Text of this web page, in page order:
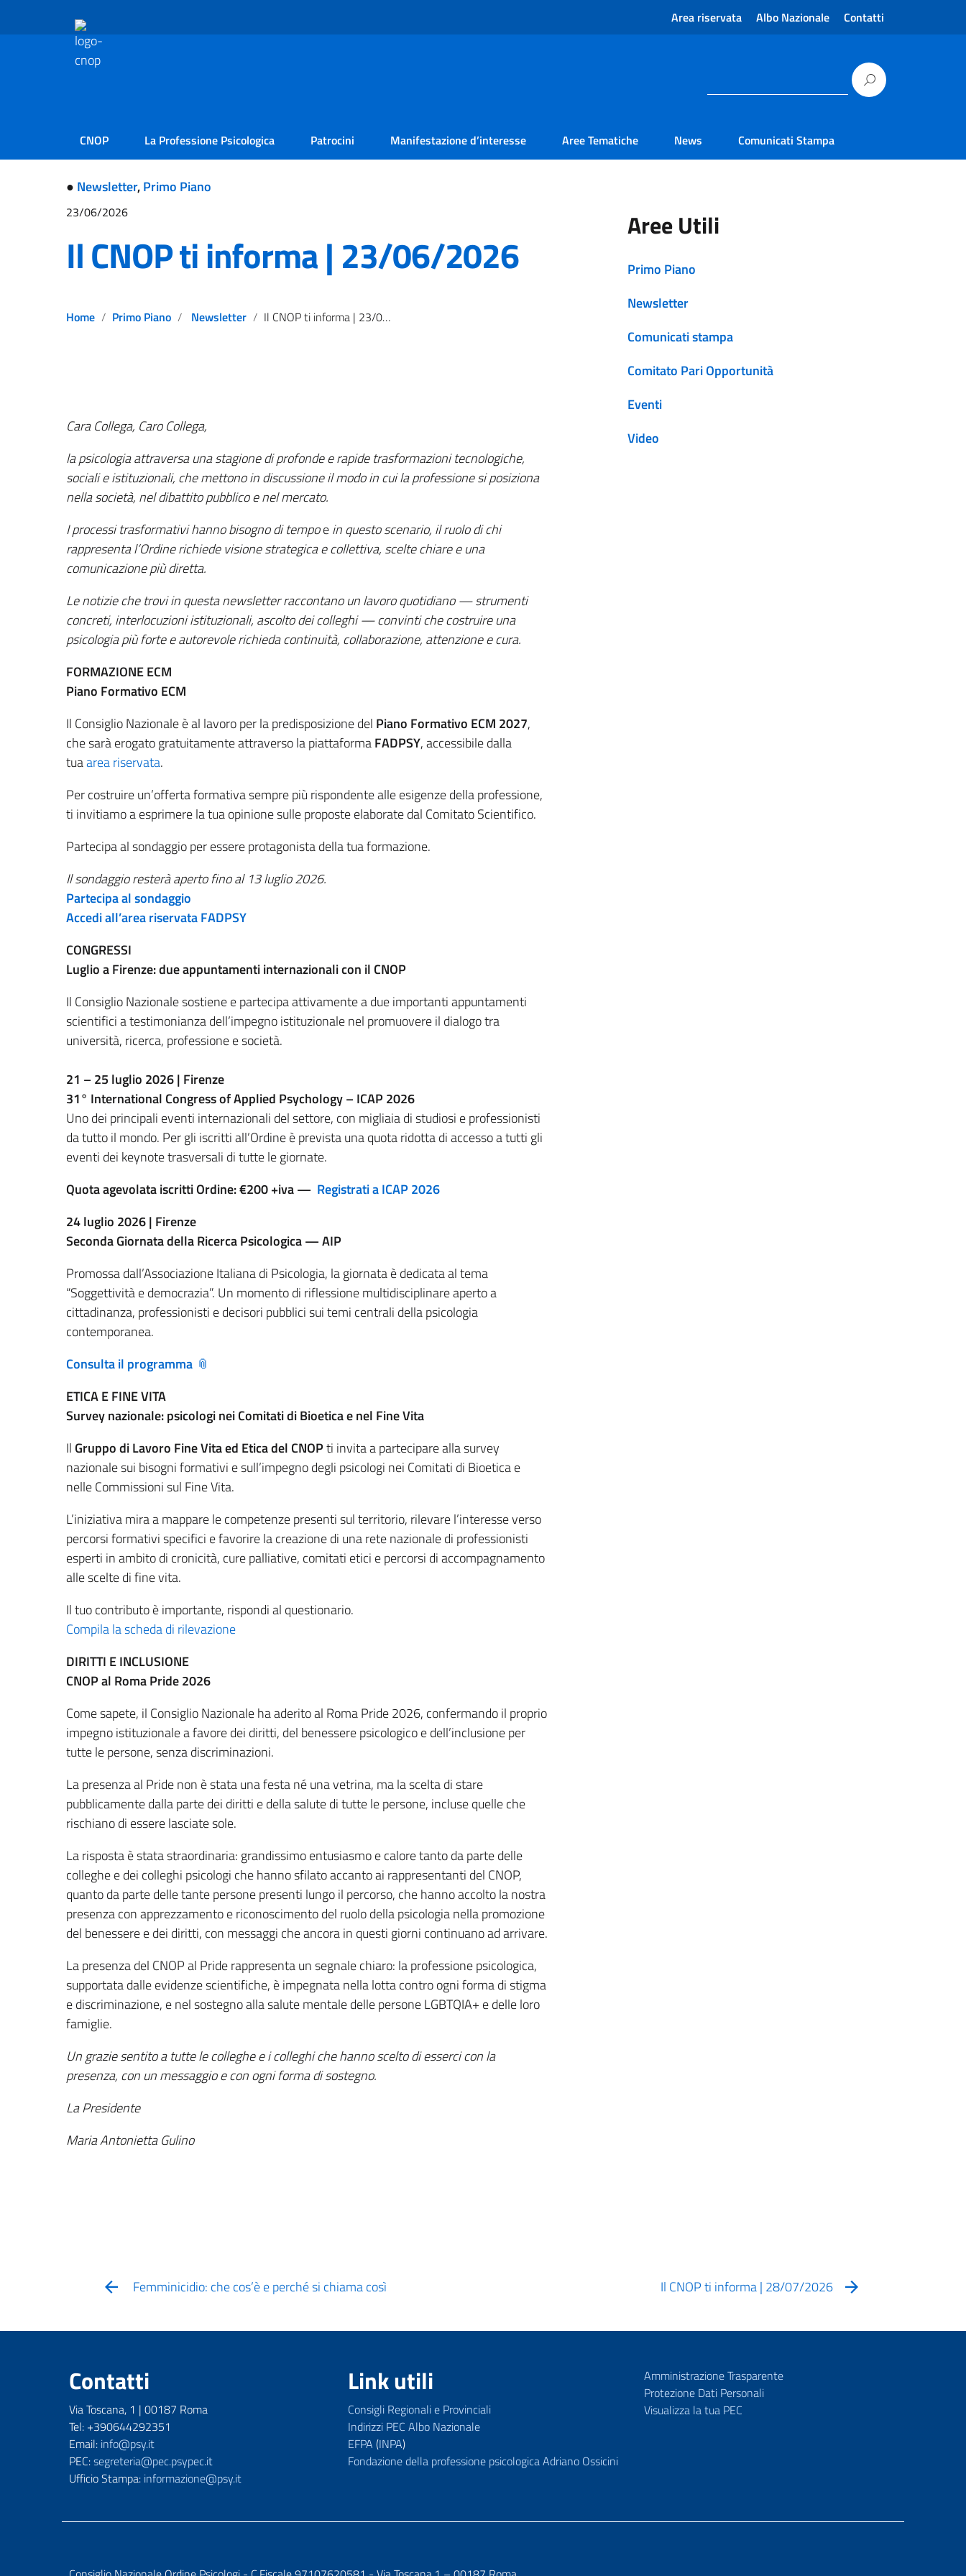
Area riservata Albo Nazionale Contatti
CNOP La Professione Psicologica Patrocini Manifestazione d’interesse Aree Tematiche News Comunicati Stampa
● Newsletter,Primo Piano
23/06/2026
Il CNOP ti informa | 23/06/2026
Home Primo Piano Newsletter Il CNOP ti informa | 23/06/2026
Cara Collega, Caro Collega,
la psicologia attraversa una stagione di profonde e rapide trasformazioni tecnologiche,
sociali e istituzionali, che mettono in discussione il modo in cui la professione si posiziona
nella società, nel dibattito pubblico e nel mercato.
I processi trasformativi hanno bisogno di tempoein questo scenario, il ruolo di chi
rappresenta l’Ordine richiede visione strategica e collettiva, scelte chiare e una
comunicazione più diretta.
Le notizie che trovi in questa newsletter raccontano un lavoro quotidiano — strumenti
concreti, interlocuzioni istituzionali, ascolto dei colleghi — convinti che costruire una
psicologia più forte e autorevole richieda continuità, collaborazione, attenzione e cura.
FORMAZIONE ECM
Piano Formativo ECM
Il Consiglio Nazionale è al lavoro per la predisposizione del Piano Formativo ECM 2027,
che sarà erogato gratuitamente attraverso la piattaformaFADPSY, accessibile dalla
tuaarea riservata.
Per costruire un’offerta formativa sempre più rispondente alle esigenze della professione,
ti invitiamo a esprimere la tua opinione sulle proposte elaborate dal Comitato Scientifico.
Partecipa al sondaggio per essere protagonista della tua formazione.
Il sondaggio resterà aperto fino al 13 luglio 2026.
Partecipa al sondaggio
Accedi all’area riservata FADPSY
CONGRESSI
Luglio a Firenze: due appuntamenti internazionali con il CNOP
Il Consiglio Nazionale sostiene e partecipa attivamente a due importanti appuntamenti
scientifici a testimonianza dell’impegno istituzionale nel promuovere il dialogo tra
università, ricerca, professione e società.
21 – 25 luglio 2026 | Firenze
31° International Congress of Applied Psychology – ICAP 2026
Uno dei principali eventi internazionali del settore, con migliaia di studiosi e professionisti
da tutto il mondo. Per gli iscritti all’Ordine è prevista una quota ridotta di accesso a tutti gli
eventi dei keynote trasversali di tutte le giornate.
Quota agevolata iscritti Ordine: €200 +iva — Registrati a ICAP 2026
24 luglio 2026 | Firenze
Seconda Giornata della Ricerca Psicologica— AIP
Promossa dall’Associazione Italiana di Psicologia, la giornata è dedicata al tema
“Soggettività e democrazia”. Un momento di riflessione multidisciplinare aperto a
cittadinanza, professionisti e decisori pubblici sui temi centrali della psicologia
contemporanea.
Consulta il programma
ETICA E FINE VITA
Survey nazionale: psicologi nei Comitati di Bioetica e nel Fine Vita
Il Gruppo di Lavoro Fine Vita ed Etica del CNOPti invita a partecipare alla survey
nazionale sui bisogni formativi e sull’impegno degli psicologi nei Comitati di Bioetica e
nelle Commissioni sul Fine Vita.
L’iniziativa mira a mappare le competenze presenti sul territorio, rilevare l’interesse verso
percorsi formativi specifici e favorire la creazione di una rete nazionale di professionisti
esperti in ambito di cronicità, cure palliative, comitati etici e percorsi di accompagnamento
alle scelte di fine vita.
Il tuo contributo è importante, rispondi al questionario.
Compila la scheda di rilevazione
DIRITTI E INCLUSIONE
CNOP al Roma Pride 2026
Come sapete, il Consiglio Nazionale ha aderito al Roma Pride 2026, confermando il proprio
impegno istituzionale a favore dei diritti, del benessere psicologico e dell’inclusione per
tutte le persone, senza discriminazioni.
La presenza al Pride non è stata una festa né una vetrina, ma la scelta di stare
pubblicamente dalla parte dei diritti e della salute di tutte le persone, incluse quelle che
rischiano di essere lasciate sole.
La risposta è stata straordinaria: grandissimo entusiasmo e calore tanto da parte delle
colleghe e dei colleghi psicologi che hanno sfilato accanto ai rappresentanti del CNOP,
quanto da parte delle tante persone presenti lungo il percorso, che hanno accolto la nostra
presenza con apprezzamento e riconoscimento del ruolo della psicologia nella promozione
del benessere e dei diritti, con messaggi che ancora in questi giorni continuano ad arrivare.
La presenza del CNOP al Pride rappresenta un segnale chiaro: la professione psicologica,
supportata dalle evidenze scientifiche, è impegnata nella lotta contro ogni forma di stigma
e discriminazione, e nel sostegno alla salute mentale delle persone LGBTQIA+ e delle loro
famiglie.
Un grazie sentito a tutte le colleghe e i colleghi che hanno scelto di esserci con la
presenza, con un messaggio e con ogni forma di sostegno.
La Presidente
Maria Antonietta Gulino
Aree Utili
Primo Piano
Newsletter
Comunicati stampa
Comitato Pari Opportunità
Eventi
Video
Femminicidio: che cos’è e perché si chiama così Il CNOP ti informa | 28/07/2026
Contatti
Via Toscana, 1 | 00187 Roma
Tel: +390644292351
Email: info@psy.it
PEC:segreteria@pec.psypec.it
Ufficio Stampa: informazione@psy.it
Link utili
Consigli Regionali e Provinciali
Indirizzi PEC Albo Nazionale
EFPA (INPA)
Fondazione della professione psicologica Adriano Ossicini
Amministrazione Trasparente
Protezione Dati Personali
Visualizza la tua PEC